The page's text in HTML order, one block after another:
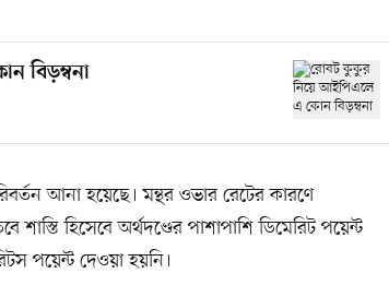
বিড়ম্বনা
আনা হয়েছে। মন্থর ওভার রেটের কারণে
হিসেবে অর্থদণ্ডের পাশাপাশি ডিমেরিট পয়েন্ট
পয়েন্ট দেওয়া হয়নি।